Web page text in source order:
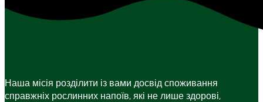
Наша місія розділити із вами досвід споживання
справжніх рослинних напоїв, які не лише здорові,